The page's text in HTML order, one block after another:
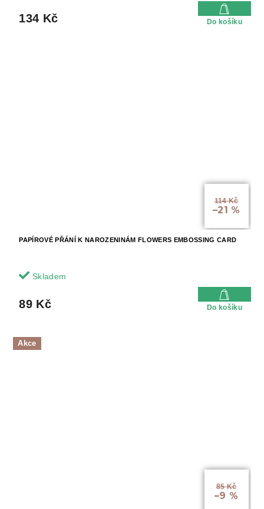
134 Kč Do košíku
114 Kč
–21 %
PAPÍROVÉ PŘÁNÍ K NAROZENINÁM FLOWERS EMBOSSING CARD
Skladem
89 Kč Do košíku
Akce
85 Kč
–9 %